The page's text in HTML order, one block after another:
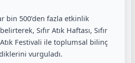
bin 500’den fazla etkinlik
Sıfır Atık Haftası, Sıfır
Atık Festivali ile toplumsal bilinç
vurguladı.